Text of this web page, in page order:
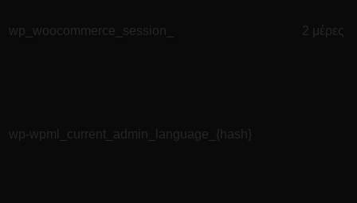
wp_woocommerce_session_ 2 μέρες
wp-wpml_current_admin_language_{hash}